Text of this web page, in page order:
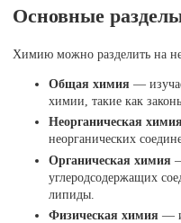
Основные
Химию можно разделить на
Общая химия —
химии, такие как
Неорганическая химия
неорганических
Органическая химия
углеродсодержащих
липиды.
Физическая химия —